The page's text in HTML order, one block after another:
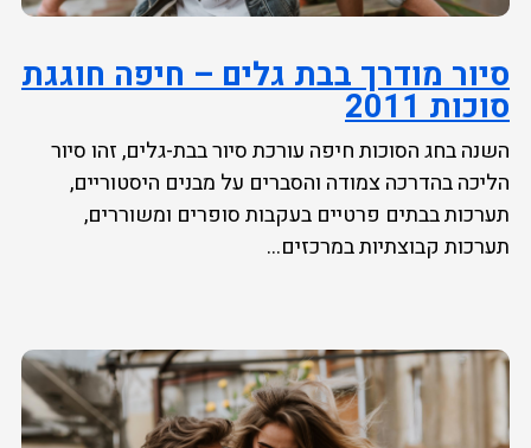
סיור מודרך בבת גלים – חיפה חוגגת
סוכות 2011
השנה בחג הסוכות חיפה עורכת סיור בבת-גלים, זהו סיור
הליכה בהדרכה צמודה והסברים על מבנים היסטוריים,
תערכות בבתים פרטיים בעקבות סופרים ומשוררים,
תערכות קבוצתיות במרכזים...